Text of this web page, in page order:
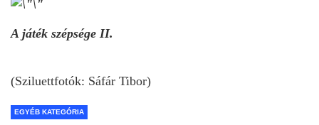
A játék szépsége II.
(Sziluettfotók: Sáfár Tibor)
EGYÉB KATEGÓRIA